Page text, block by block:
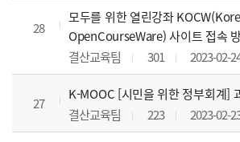
28
모두를 위한 열린강좌
OpenCourseWare) 사이트 접속
결산교육팀
301 2023-02-
27
K-MOOC [시민을 위한 정부회계]
결산교육팀
223 2023-02-